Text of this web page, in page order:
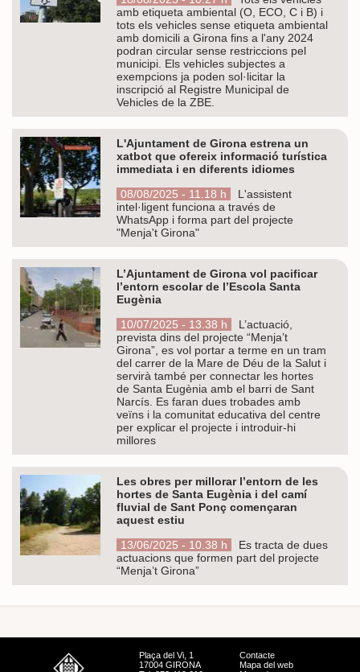
amb etiqueta ambiental (O, ECO, C i B) i
tots els vehicles sense etiqueta ambiental
amb domicili a Girona fins a l'any 2024
podran circular sense restriccions pel
municipi. Els vehicles subjectes a
exempcions ja poden sol·licitar la
inscripció al Registre Municipal de
Vehicles de la ZBE.
L'Ajuntament de Girona estrena un
xatbot que ofereix informació turística
immediata i en diferents idiomes
08/08/2025 - 11.18 h
L'assistent
intel·ligent funciona a través de
WhatsApp i forma part del projecte
"Menja't Girona"
L’Ajuntament de Girona vol pacificar
l’entorn escolar de l’Escola Santa
Eugènia
10/07/2025 - 13.38 h
L’actuació,
prevista dins del projecte “Menja’t
Girona”, es vol portar a terme en un tram
del carrer de la Mare de Déu de la Salut i
servirà també per connectar les hortes
de Santa Eugènia amb el barri de Sant
Narcís. Es faran dues trobades amb
veïns i la comunitat educativa del centre
per explicar el projecte i introduir-hi
millores
Les obres per millorar l’entorn de les
hortes de Santa Eugènia i del camí
fluvial de Sant Ponç començaran
aquest estiu
13/06/2025 - 10.38 h
Es tracta de dues
actuacions que formen part del projecte
“Menja’t Girona”
Plaça del Vi, 1
17004 GIRONA
Contacte
Mapa del web